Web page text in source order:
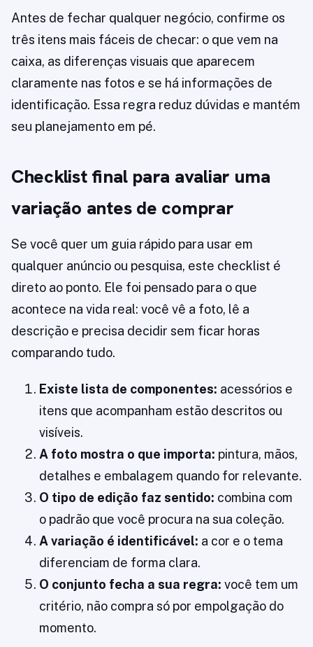
Antes de fechar qualquer negócio, confirme os
três itens mais fáceis de checar: o que vem na
caixa, as diferenças visuais que aparecem
claramente nas fotos e se há informações de
identificação. Essa regra reduz dúvidas e mantém
seu planejamento em pé.
Checklist final para avaliar uma
variação antes de comprar
Se você quer um guia rápido para usar em
qualquer anúncio ou pesquisa, este checklist é
direto ao ponto. Ele foi pensado para o que
acontece na vida real: você vê a foto, lê a
descrição e precisa decidir sem ficar horas
comparando tudo.
Existe lista de componentes: acessórios e
itens que acompanham estão descritos ou
visíveis.
A foto mostra o que importa: pintura, mãos,
detalhes e embalagem quando for relevante.
O tipo de edição faz sentido: combina com
o padrão que você procura na sua coleção.
A variação é identificável: a cor e o tema
diferenciam de forma clara.
O conjunto fecha a sua regra: você tem um
critério, não compra só por empolgação do
momento.